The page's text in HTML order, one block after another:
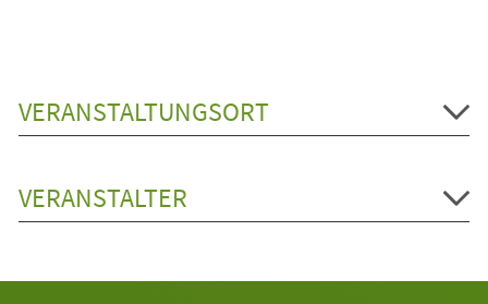
VERANSTALTUNGSORT
VERANSTALTER